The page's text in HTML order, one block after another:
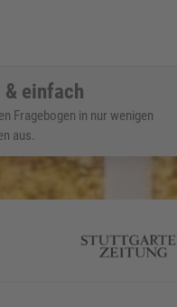
& einfach
Fragebogen in nur wenigen
aus.